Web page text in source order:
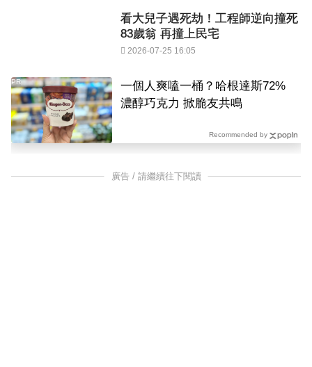
看大兒子遇死劫！工程師逆向撞死
83歲翁 再撞上民宅
2026-07-25 16:05
一個人爽嗑一桶？哈根達斯72%
濃醇巧克力 掀脆友共鳴
PR
Recommended by
廣告 / 請繼續往下閱讀